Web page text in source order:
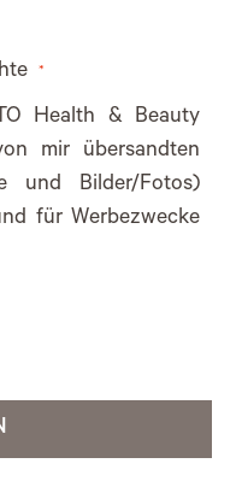
Health & Beauty
mir übersandten
und Bilder/Fotos)
für Werbezwecke